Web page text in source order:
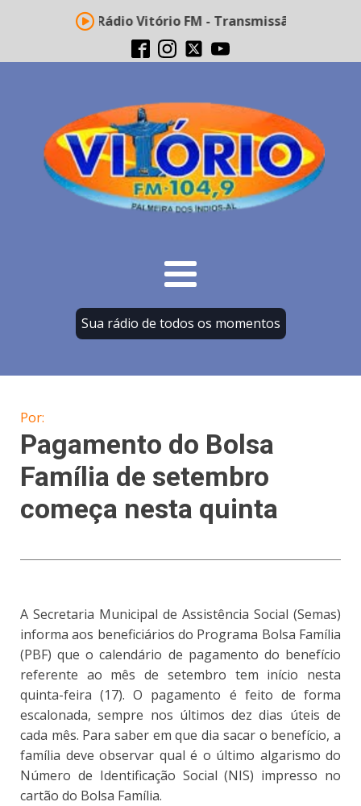
Rádio Vitório FM - Transmissão ao vivo
Sua rádio de todos os momentos
Por:
Pagamento do Bolsa
Família de setembro
começa nesta quinta
A Secretaria Municipal de Assistência Social (Semas)
informa aos beneficiários do Programa Bolsa Família
(PBF) que o calendário de pagamento do benefício
referente ao mês de setembro tem início nesta
quinta-feira (17). O pagamento é feito de forma
escalonada, sempre nos últimos dez dias úteis de
cada mês. Para saber em que dia sacar o benefício, a
família deve observar qual é o último algarismo do
Número de Identificação Social (NIS) impresso no
cartão do Bolsa Família.